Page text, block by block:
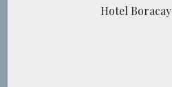
Hotel Boracay